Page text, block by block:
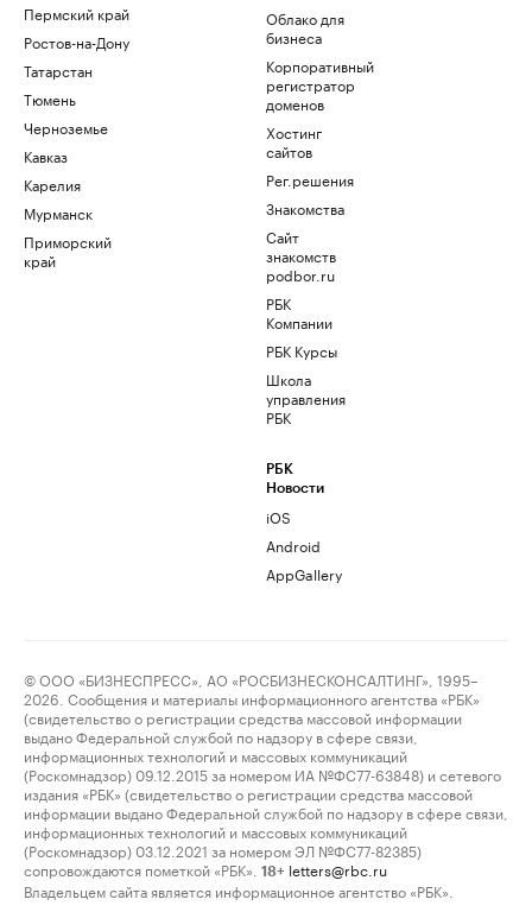
Пермский край
Ростов-на-Дону
Татарстан
Тюмень
Черноземье
Кавказ
Карелия
Мурманск
Приморский
край
Облако для
бизнеса
Корпоративный
регистратор
доменов
Хостинг
сайтов
Рег.решения
Знакомства
Сайт
знакомств
podbor.ru
РБК
Компании
РБК Курсы
Школа
управления
РБК
РБК
Новости
iOS
Android
AppGallery
© ООО «БИЗНЕСПРЕСС», АО «РОСБИЗНЕСКОНСАЛТИНГ», 1995–
2026. Сообщения и материалы информационного агентства «РБК»
(свидетельство о регистрации средства массовой информации
выдано Федеральной службой по надзору в сфере связи,
информационных технологий и массовых коммуникаций
(Роскомнадзор) 09.12.2015 за номером ИА №ФС77-63848) и сетевого
издания «РБК» (свидетельство о регистрации средства массовой
информации выдано Федеральной службой по надзору в сфере связи,
информационных технологий и массовых коммуникаций
(Роскомнадзор) 03.12.2021 за номером ЭЛ №ФС77-82385)
сопровождаются пометкой «РБК».
18+ letters@rbc.ru
Владельцем сайта является информационное агентство «РБК».